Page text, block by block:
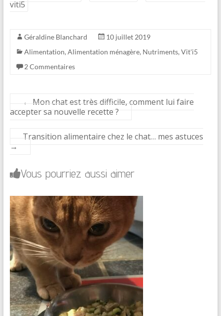
viti5
Géraldine Blanchard
10 juillet 2019
Alimentation, Alimentation ménagère, Nutriments, Vit'i5
2 Commentaires
←
Mon chat est très difficile, comment lui faire
accepter sa nouvelle recette ?
Transition alimentaire chez le chat… mes astuces
→
Vous pourriez aussi aimer